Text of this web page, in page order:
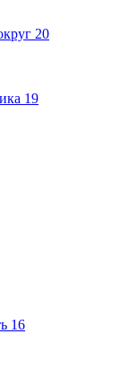
20
19
16